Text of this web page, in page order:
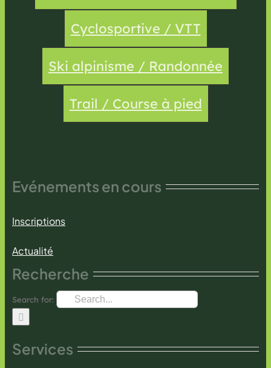
Cyclosportive / VTT
Ski alpinisme / Randonnée
Trail / Course à pied
Evénements en cours
Inscriptions
Actualité
Recherche
Search for:
Services